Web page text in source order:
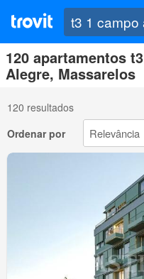
120 apartamentos
Alegre, Massarelos
120 resultados
Ordenar por